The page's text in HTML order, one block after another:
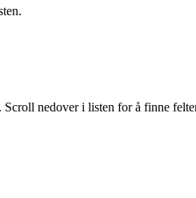
nedover i listen for å finne